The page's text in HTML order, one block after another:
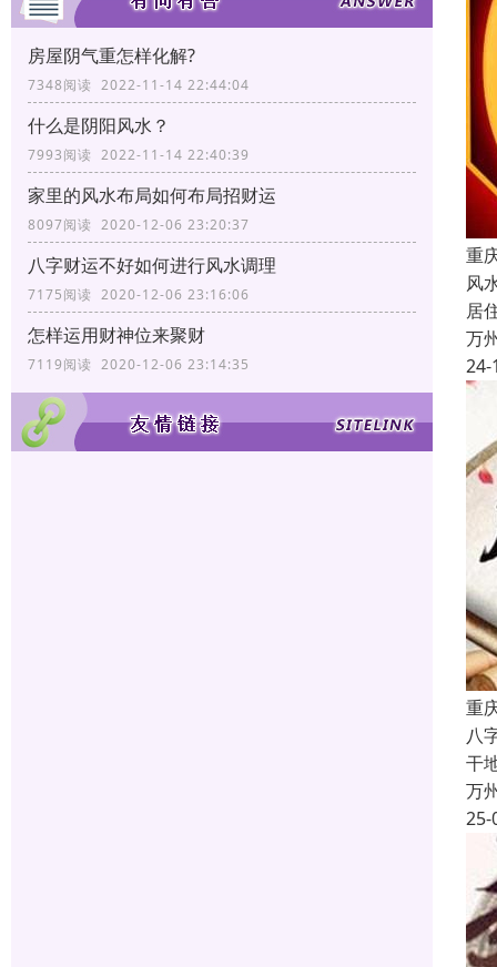
房屋阴气重怎样化解?
7348阅读 2022-11-14 22:44:04
什么是阴阳风水？
7993阅读 2022-11-14 22:40:39
家里的风水布局如何布局招财运
8097阅读 2020-12-06 23:20:37
八字财运不好如何进行风水调理
7175阅读 2020-12-06 23:16:06
怎样运用财神位来聚财
7119阅读 2020-12-06 23:14:35
重
风
居
万
24-
重
八
干
万
25-